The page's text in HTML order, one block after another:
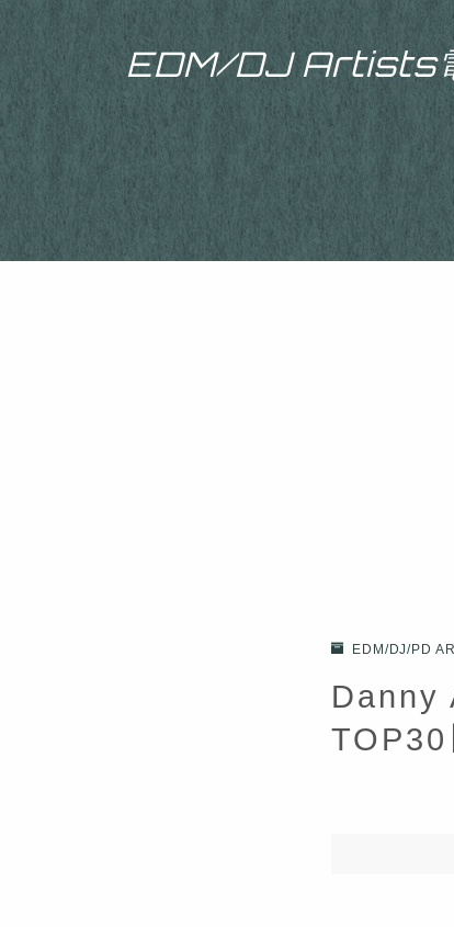
EDM/DJ Artists電
EDM/DJ/PD
Danny
TOP30